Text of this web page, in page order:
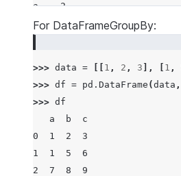
a    2
dtype: int64
dtype: int64
For DataFrameGroupBy:
>>> data = 1 , 2 , 3 ], 1 ,
>>> df = pd . DataFrame (data ,
>>> df
   a  b  c
0  1  2  3
1  1  5  6
2  7  8  9